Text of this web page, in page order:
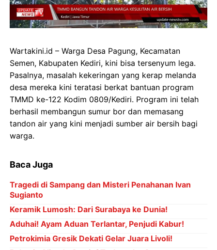
Wartakini.id – Warga Desa Pagung, Kecamatan
Semen, Kabupaten Kediri, kini bisa tersenyum lega.
Pasalnya, masalah kekeringan yang kerap melanda
desa mereka kini teratasi berkat bantuan program
TMMD ke-122 Kodim 0809/Kediri. Program ini telah
berhasil membangun sumur bor dan memasang
tandon air yang kini menjadi sumber air bersih bagi
warga.
Baca Juga
Tragedi di Sampang dan Misteri Penahanan Ivan
Sugianto
Keramik Lumosh: Dari Surabaya ke Dunia!
Aduhai! Ayam Aduan Terlantar, Penjudi Kabur!
Petrokimia Gresik Dekati Gelar Juara Livoli!